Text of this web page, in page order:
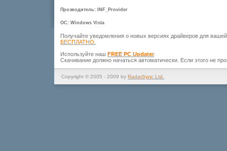
Прозводитель: INF_Provider
ОС: Windows Vista
Получайте уведомления о новых версиях драйверов для
БЕСПЛАТНО.
Используйте наш FREE PC Updater.
Скачивание должно начаться автоматически. Если этого не
Copyright © 2005 - 2009 by RadarSync Ltd.